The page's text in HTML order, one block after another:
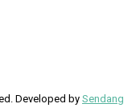
Developed by Sendang